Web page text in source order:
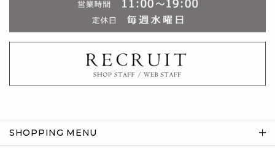
SHOPPING MENU